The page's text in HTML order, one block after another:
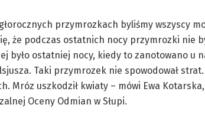
przymrozkach byliśmy wszyscy
że podczas ostatnich nocy przymrozki nie
było ostatniej nocy, kiedy to zanotowano u
Taki przymrozek nie spowodował
Mróz uszkodził kwiaty – mówi Ewa
Oceny Odmian w Słupi.